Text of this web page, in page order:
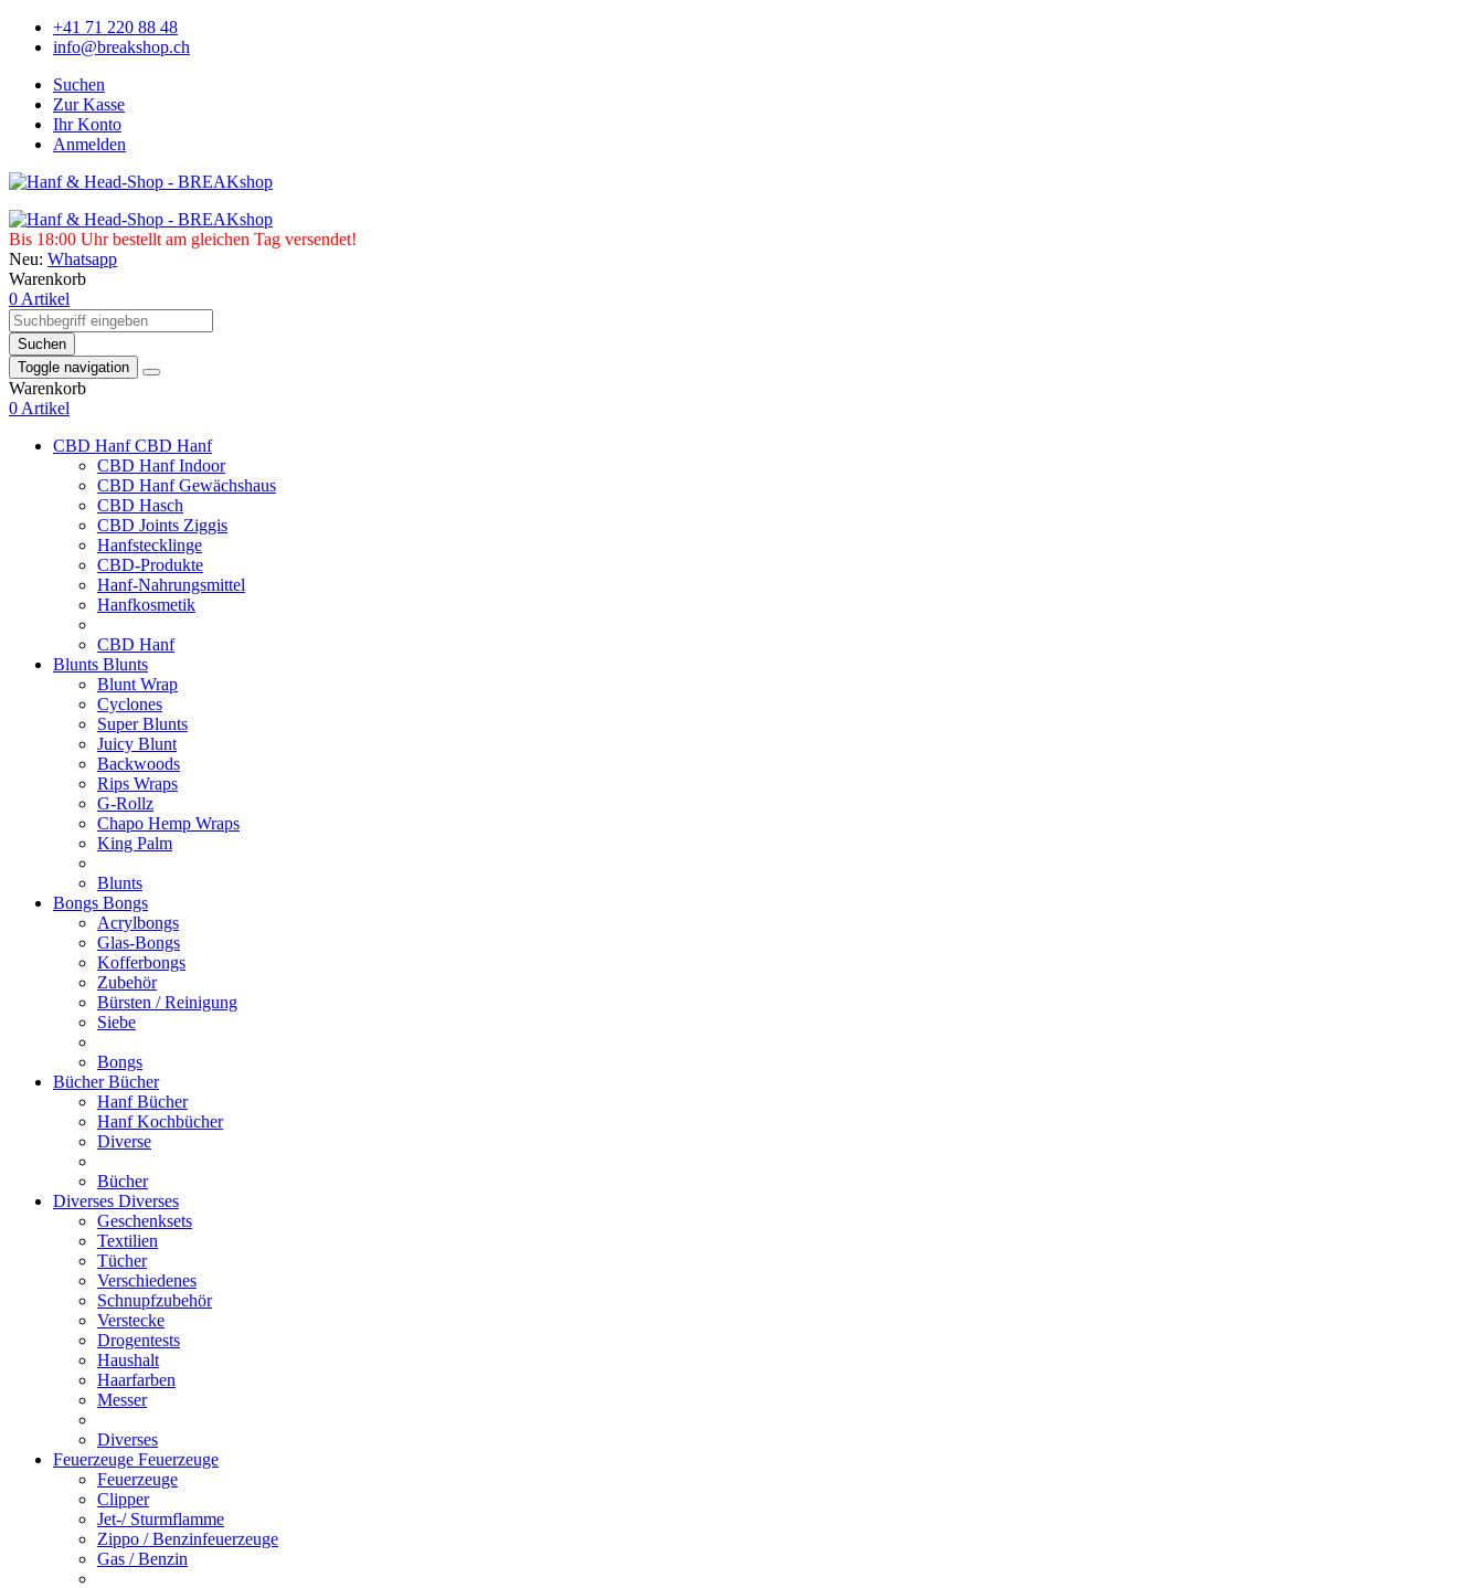
+41 71 220 88 48
info@breakshop.ch
Suchen
Zur Kasse
Ihr Konto
Anmelden
Bis 18:00 Uhr bestellt am gleichen Tag versendet!
Neu: Whatsapp
Warenkorb
0 Artikel
Suchen
Toggle navigation
Warenkorb
0 Artikel
CBD HanfCBD Hanf
CBD Hanf Indoor
CBD Hanf Gewächshaus
CBD Hasch
CBD Joints Ziggis
Hanfstecklinge
CBD-Produkte
Hanf-Nahrungsmittel
Hanfkosmetik
CBD Hanf
Blunts Blunts
Blunt Wrap
Cyclones
Super Blunts
Juicy Blunt
Backwoods
Rips Wraps
G-Rollz
Chapo Hemp Wraps
King Palm
Blunts
Bongs Bongs
Acrylbongs
Glas-Bongs
Kofferbongs
Zubehör
Bürsten / Reinigung
Siebe
Bongs
BücherBücher
Hanf Bücher
Hanf Kochbücher
Diverse
Bücher
Diverses Diverses
Geschenksets
Textilien
Tücher
Verschiedenes
Schnupfzubehör
Verstecke
Drogentests
Haushalt
Haarfarben
Messer
Diverses
Feuerzeuge Feuerzeuge
Feuerzeuge
Clipper
Jet-/ Sturmflamme
Zippo / Benzinfeuerzeuge
Gas / Benzin